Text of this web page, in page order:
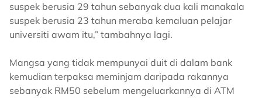
suspek berusia 29 tahun sebanyak dua kali manakala
suspek berusia 23 tahun meraba kemaluan pelajar
universiti awam itu,” tambahnya lagi.
Mangsa yang tidak mempunyai duit di dalam bank
kemudian terpaksa meminjam daripada rakannya
sebanyak RM50 sebelum mengeluarkannya di ATM